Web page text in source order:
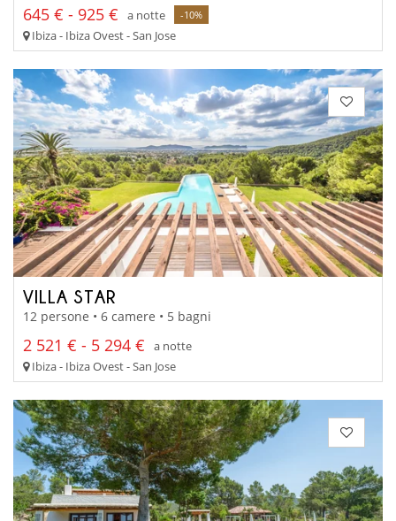
645 € - 925 € a notte -10%
Ibiza - Ibiza Ovest - San Jose
VILLA STAR
12 persone • 6 camere • 5 bagni
2 521 € - 5 294 €
a notte
Ibiza - Ibiza Ovest - San Jose